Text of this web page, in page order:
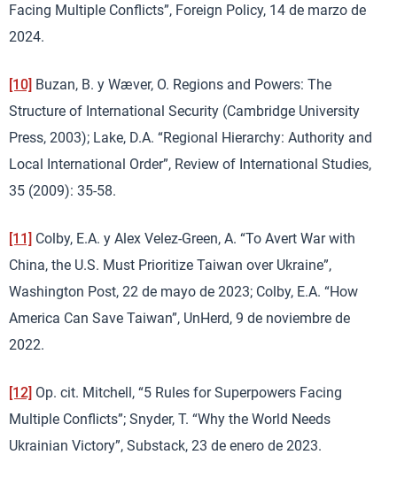
Facing Multiple Conflicts”, Foreign Policy, 14 de marzo de
2024.
[10] Buzan, B. y Wæver, O. Regions and Powers: The
Structure of International Security (Cambridge University
Press, 2003); Lake, D.A. “Regional Hierarchy: Authority and
Local International Order”, Review of International Studies,
35 (2009): 35-58.
[11] Colby, E.A. y Alex Velez-Green, A. “To Avert War with
China, the U.S. Must Prioritize Taiwan over Ukraine”,
Washington Post, 22 de mayo de 2023; Colby, E.A. “How
America Can Save Taiwan”, UnHerd, 9 de noviembre de
2022.
[12] Op. cit. Mitchell, “5 Rules for Superpowers Facing
Multiple Conflicts”; Snyder, T. “Why the World Needs
Ukrainian Victory”, Substack, 23 de enero de 2023.